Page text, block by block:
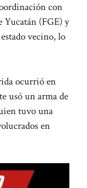
con
Yucatán (FGE) y
vecino, lo
ocurrió en
usó un arma de
tuvo una
en